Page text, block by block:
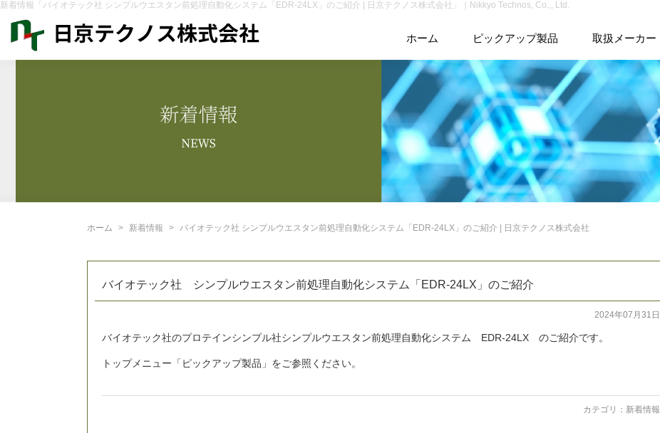
新着情報「バイオテック社 シンプルウエスタン前処理自動化システム「EDR-24LX」のご紹介 | 日京テクノス株式会社」｜Nikkyo Technos, Co.,, Ltd.
ホーム ピックアップ製品 取扱メーカー
ホーム 新着情報 バイオテック社 シンプルウエスタン前処理自動化システム「EDR-24LX」のご紹介 | 日京テクノス株式会社
バイオテック社 シンプルウエスタン前処理自動化システム「EDR-24LX」のご紹介
2024年07月31日
バイオテック社のプロテインシンプル社シンプルウエスタン前処理自動化システム EDR-24LX のご紹介です。
トップメニュー「ピックアップ製品」をご参照ください。
カテゴリ： 新着情報